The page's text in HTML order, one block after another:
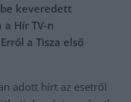
keveredett
Hír TV-n
a Tisza első
adott hírt az esetről